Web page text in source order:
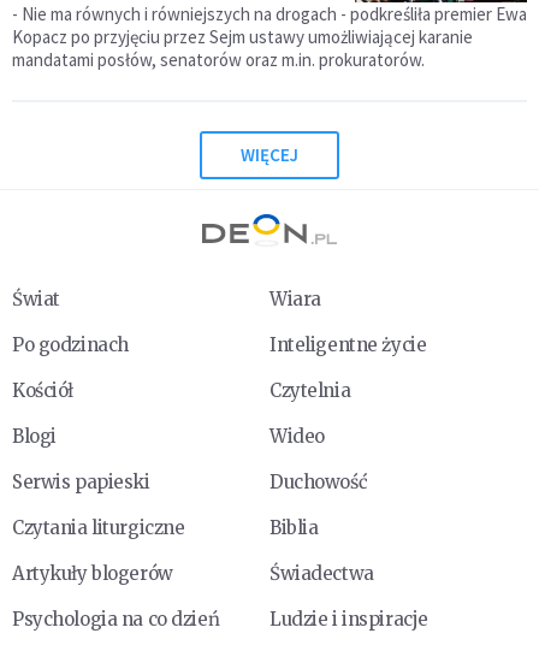
- Nie ma równych i równiejszych na drogach - podkreśliła premier Ewa
Kopacz po przyjęciu przez Sejm ustawy umożliwiającej karanie
mandatami posłów, senatorów oraz m.in. prokuratorów.
WIĘCEJ
Świat
Wiara
Po godzinach
Inteligentne życie
Kościół
Czytelnia
Blogi
Wideo
Serwis papieski
Duchowość
Czytania liturgiczne
Biblia
Artykuły blogerów
Świadectwa
Psychologia na co dzień
Ludzie i inspiracje